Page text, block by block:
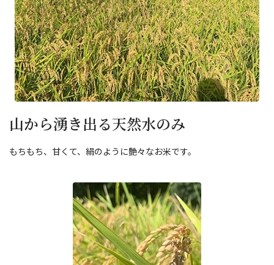
山から湧き出る天然水のみ
もちもち、甘くて、絹のように艶々なお米です。